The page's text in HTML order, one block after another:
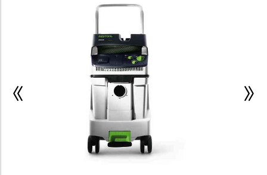
ДЕРЕВООБРАБОТКА